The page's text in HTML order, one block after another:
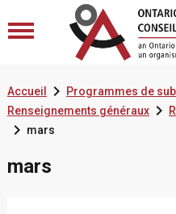
Accueil  Programmes de
Renseignements généraux
 mars
mars